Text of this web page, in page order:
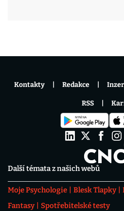
Další témata z našich webů
Moje Psychologie Blesk Tlapky
Fantasy
Spotřebitelské testy
Kontakty Redakce
RSS